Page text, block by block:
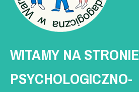
Akty prawne
Godziny Pracy
Oferta
Warto wiedzieć
WITAMY NA STRONIE
PSYCHOLOGICZNO-